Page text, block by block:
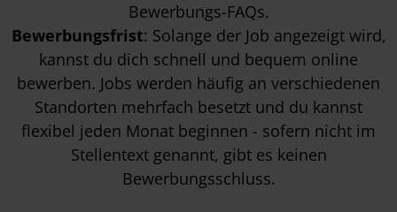
Bewerbungs-FAQs.
Bewerbungsfrist: Solange der Job angezeigt wird,
kannst du dich schnell und bequem online
bewerben. Jobs werden häufig an verschiedenen
Standorten mehrfach besetzt und du kannst
flexibel jeden Monat beginnen - sofern nicht im
Stellentext genannt, gibt es keinen
Bewerbungsschluss.